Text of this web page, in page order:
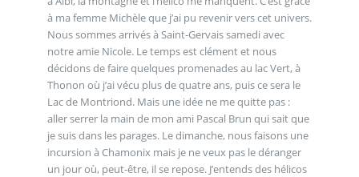
à ma femme Michèle que j’ai pu revenir vers cet univers.
Nous sommes arrivés à Saint-Gervais samedi avec
notre amie Nicole. Le temps est clément et nous
décidons de faire quelques promenades au lac Vert, à
Thonon où j’ai vécu plus de quatre ans, puis ce sera le
Lac de Montriond. Mais une idée ne me quitte pas :
aller serrer la main de mon ami Pascal Brun qui sait que
je suis dans les parages. Le dimanche, nous faisons une
incursion à Chamonix mais je ne veux pas le déranger
un jour où, peut-être, il se repose. J’entends des hélicos